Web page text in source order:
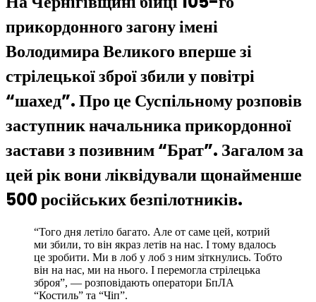
прикордонного загону імені
Володимира Великого вперше зі
стрілецької зброї збили у повітрі
“шахед”. Про це Суспільному розповів
заступник начальника прикордонної
застави з позивним “Брат”. Загалом за
цей рік вони ліквідували щонайменше
500 російських безпілотників.
“Того дня летіло багато. Але от саме цей, котрий
ми збили, то він якраз летів на нас. І тому вдалось
це зробити. Ми в лоб у лоб з ним зіткнулись. Тобто
він на нас, ми на нього. І перемогла стрілецька
зброя”, — розповідають оператори БпЛА
“Костиль” та “Чіп”.